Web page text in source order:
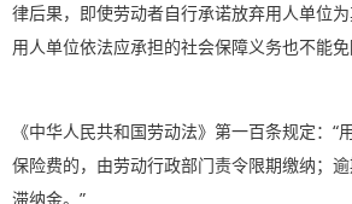
律后果，即使劳动者自行承诺放弃用人单位为
用人单位依法应承担的社会保障义务也不能免
《中华人民共和国劳动法》第一百条规定：“
保险费的，由劳动行政部门责令限期缴纳；
滞纳金。”